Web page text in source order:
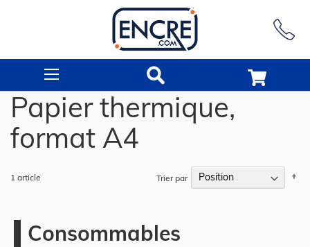
Papier thermique,
format A4
1 article Trier par
Consommables